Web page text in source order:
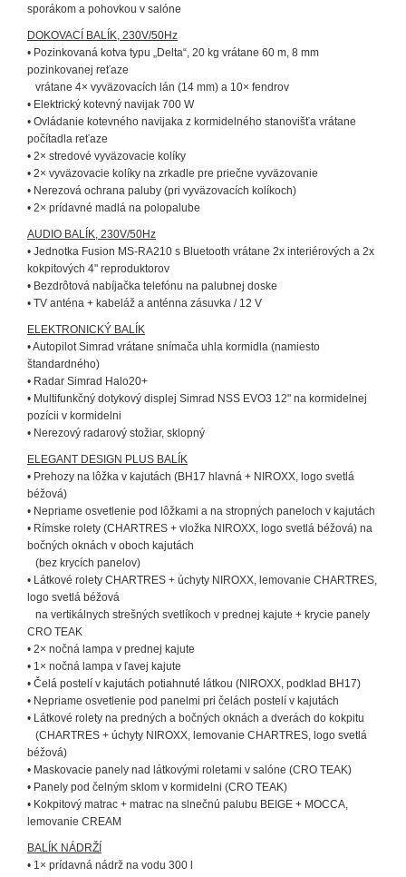
sporákom a pohovkou v salóne
DOKOVACÍ BALÍK, 230V/50Hz
• Pozinkovaná kotva typu „Delta“, 20 kg vrátane 60 m, 8 mm
pozinkovanej reťaze
vrátane 4× vyväzovacích lán (14 mm) a 10× fendrov
• Elektrický kotevný navijak 700 W
• Ovládanie kotevného navijaka z kormidelného stanovišťa vrátane
počítadla reťaze
• 2× stredové vyväzovacie kolíky
• 2× vyväzovacie kolíky na zrkadle pre priečne vyväzovanie
• Nerezová ochrana paluby (pri vyväzovacích kolíkoch)
• 2× prídavné madlá na polopalube
AUDIO BALÍK, 230V/50Hz
• Jednotka Fusion MS-RA210 s Bluetooth vrátane 2x interiérových a 2x
kokpitových 4" reproduktorov
• Bezdrôtová nabíjačka telefónu na palubnej doske
• TV anténa + kabeláž a anténna zásuvka / 12 V
ELEKTRONICKÝ BALÍK
• Autopilot Simrad vrátane snímača uhla kormidla (namiesto
štandardného)
• Radar Simrad Halo20+
• Multifunkčný dotykový displej Simrad NSS EVO3 12" na kormidelnej
pozícii v kormidelni
• Nerezový radarový stožiar, sklopný
ELEGANT DESIGN PLUS BALÍK
• Prehozy na lôžka v kajutách (BH17 hlavná + NIROXX, logo svetlá
béžová)
• Nepriame osvetlenie pod lôžkami a na stropných paneloch v kajutách
• Rímske rolety (CHARTRES + vložka NIROXX, logo svetlá béžová) na
bočných oknách v oboch kajutách
(bez krycích panelov)
• Látkové rolety CHARTRES + úchyty NIROXX, lemovanie CHARTRES,
logo svetlá béžová
na vertikálnych strešných svetlíkoch v prednej kajute + krycie panely
CRO TEAK
• 2× nočná lampa v prednej kajute
• 1× nočná lampa v ľavej kajute
• Čelá postelí v kajutách potiahnuté látkou (NIROXX, podklad BH17)
• Nepriame osvetlenie pod panelmi pri čelách postelí v kajutách
• Látkové rolety na predných a bočných oknách a dverách do kokpitu
(CHARTRES + úchyty NIROXX, lemovanie CHARTRES, logo svetlá
béžová)
• Maskovacie panely nad látkovými roletami v salóne (CRO TEAK)
• Panely pod čelným sklom v kormidelni (CRO TEAK)
• Kokpitový matrac + matrac na slnečnú palubu BEIGE + MOCCA,
lemovanie CREAM
BALÍK NÁDRŽÍ
• 1× prídavná nádrž na vodu 300 l